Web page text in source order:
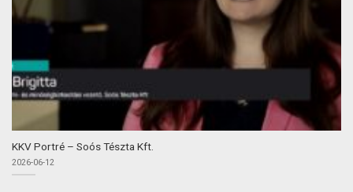
KKV Portré – Soós Tészta Kft.
2026-06-12